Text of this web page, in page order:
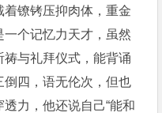
镣铐压抑肉体，重金
个记忆力天才，虽然
与礼拜仪式，能背诵
倒四，语无伦次，但也
力，他还说自己“能和